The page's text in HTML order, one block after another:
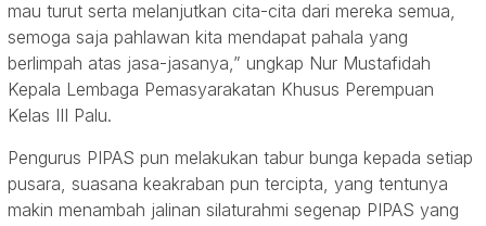
mau turut serta melanjutkan cita-cita dari mereka semua,
semoga saja pahlawan kita mendapat pahala yang
berlimpah atas jasa-jasanya,” ungkap Nur Mustafidah
Kepala Lembaga Pemasyarakatan Khusus Perempuan
Kelas III Palu.
Pengurus PIPAS pun melakukan tabur bunga kepada setiap
pusara, suasana keakraban pun tercipta, yang tentunya
makin menambah jalinan silaturahmi segenap PIPAS yang